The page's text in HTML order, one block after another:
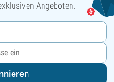
Angeboten.